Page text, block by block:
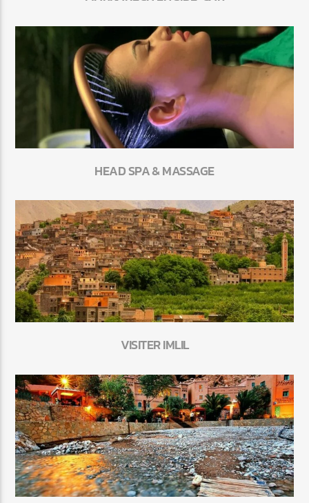
HEAD SPA & MASSAGE
VISITER IMLIL